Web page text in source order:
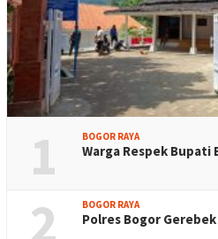
1 BOGOR RAYA
Warga Respek
2 BOGOR RAYA
Polres Bogor